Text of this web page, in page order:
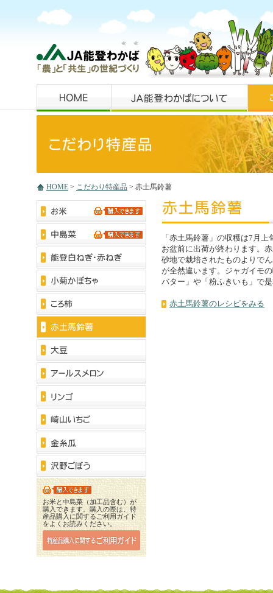
HOME > こだわり特産品 > 赤土馬鈴薯
お米と中島菜（加工品含む）が
購入できます。購入の際は、特
産品購入に関するご利用ガイド
をよくお読みください。
「赤土馬鈴薯」の収穫は7月
お盆前に出荷が終わります。
砂地で栽培されたものよりで
が全然違います。ジャガイモ
バター」や「粉ふきいも」で
赤土馬鈴薯のレシピをみる